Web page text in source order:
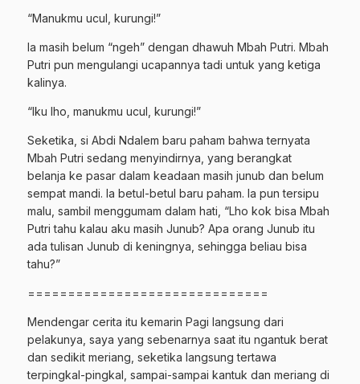
“Manukmu ucul, kurungi!”
Ia masih belum “ngeh” dengan dhawuh Mbah Putri. Mbah
Putri pun mengulangi ucapannya tadi untuk yang ketiga
kalinya.
“Iku lho, manukmu ucul, kurungi!”
Seketika, si Abdi Ndalem baru paham bahwa ternyata
Mbah Putri sedang menyindirnya, yang berangkat
belanja ke pasar dalam keadaan masih junub dan belum
sempat mandi. Ia betul-betul baru paham. Ia pun tersipu
malu, sambil menggumam dalam hati, “Lho kok bisa Mbah
Putri tahu kalau aku masih Junub? Apa orang Junub itu
ada tulisan Junub di keningnya, sehingga beliau bisa
tahu?”
==============================
Mendengar cerita itu kemarin Pagi langsung dari
pelakunya, saya yang sebenarnya saat itu ngantuk berat
dan sedikit meriang, seketika langsung tertawa
terpingkal-pingkal, sampai-sampai kantuk dan meriang di